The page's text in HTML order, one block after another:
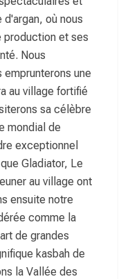
où nous
production et ses
Nous
une
au village fortifié
sa célèbre
mondial de
exceptionnel
Gladiator, Le
au village ont
ensuite notre
comme la
de grandes
kasbah de
la Vallée des